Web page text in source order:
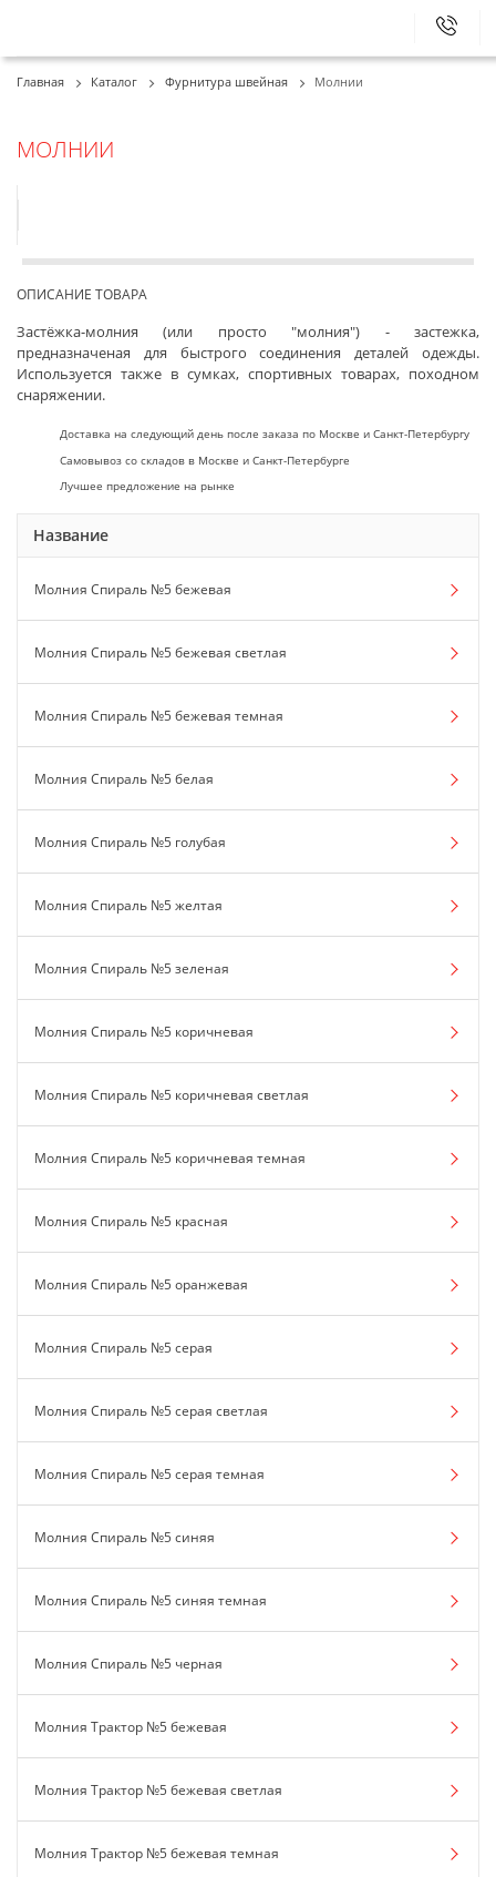
МСК:+7 (495)414-11-33
Главная Каталог Фурнитура швейная Молнии
МОЛНИИ
ОПИСАНИЕ ТОВАРА
Застёжка-молния (или просто "молния") - застежка,
предназначеная для быстрого соединения деталей одежды.
Используется также в сумках, спортивных товарах, походном
снаряжении.
Доставка на следующий день после заказа по Москве и Санкт-Петербургу
Самовывоз со складов в Москве и Санкт-Петербурге
Лучшее предложение на рынке
Название
Молния Спираль №5 бежевая
Молния Спираль №5 бежевая светлая
Молния Спираль №5 бежевая темная
Молния Спираль №5 белая
Молния Спираль №5 голубая
Молния Спираль №5 желтая
Молния Спираль №5 зеленая
Молния Спираль №5 коричневая
Молния Спираль №5 коричневая светлая
Молния Спираль №5 коричневая темная
Молния Спираль №5 красная
Молния Спираль №5 оранжевая
Молния Спираль №5 серая
Молния Спираль №5 серая светлая
Молния Спираль №5 серая темная
Молния Спираль №5 синяя
Молния Спираль №5 синяя темная
Молния Спираль №5 черная
Молния Трактор №5 бежевая
Молния Трактор №5 бежевая светлая
Молния Трактор №5 бежевая темная